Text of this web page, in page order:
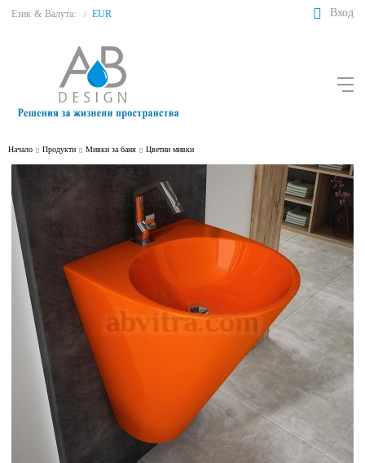
Език & Валута: / EUR Вход
Начало Продукти Мивки за баня Цветни мивки